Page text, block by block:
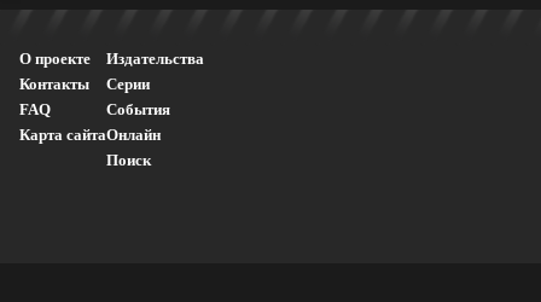
О проекте
Контакты
FAQ
Карта сайта
Издательства
Серии
События
Онлайн
Поиск